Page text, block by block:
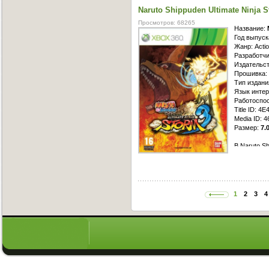
защиты и
однако, на
тайной
коварным
Naruto Shippuden Ultimate Ninja
Просмотров: 68265
Название:
Год
Жанр:
Прошивка:
Тип
Язык
Title ID:
Media ID:
Размер:
В Naruto
демона на
придется
и
1 2 3 4